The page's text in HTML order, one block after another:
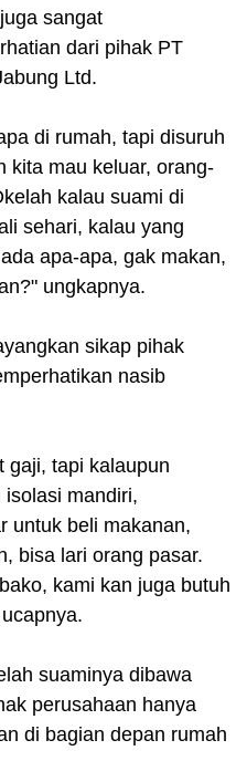
sangat
dari pihak PT
Ltd.
di rumah, tapi disuruh
kita mau keluar, orang-
kalau suami di
sehari, kalau yang
apa-apa, gak makan,
ungkapnya.
sikap pihak
nasib
gaji, tapi kalaupun
mandiri,
untuk beli makanan,
bisa lari orang pasar.
kami kan juga butuh
suaminya dibawa
perusahaan hanya
di bagian depan rumah